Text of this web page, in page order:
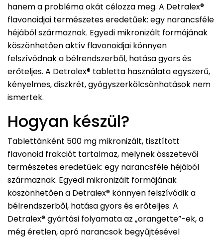
hanem a probléma okát célozza meg. A Detralex®
flavonoidjai természetes eredetűek: egy narancsféle
héjából származnak. Egyedi mikronizált formájának
köszönhetően aktív flavonoidjai könnyen
felszívódnak a bélrendszerből, hatása gyors és
erőteljes. A Detralex® tabletta használata egyszerű,
kényelmes, diszkrét, gyógyszerkölcsönhatások nem
ismertek.
Hogyan készül?
Tablettánként 500 mg mikronizált, tisztított
flavonoid frakciót tartalmaz, melynek összetevői
természetes eredetűek: egy narancsféle héjából
származnak. Egyedi mikronizált formájának
köszönhetően a Detralex® könnyen felszívódik a
bélrendszerből, hatása gyors és erőteljes. A
Detralex® gyártási folyamata az „orangette”-ek, a
még éretlen, apró narancsok begyűjtésével